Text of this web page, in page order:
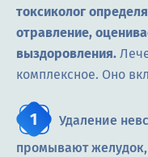
токсиколог
отравление,
выздоровления.
комплексное. Оно
Удаление
промывают